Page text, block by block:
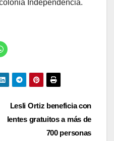
Independencia.
Lesli Ortiz beneficia con
lentes gratuitos a más de
700 personas